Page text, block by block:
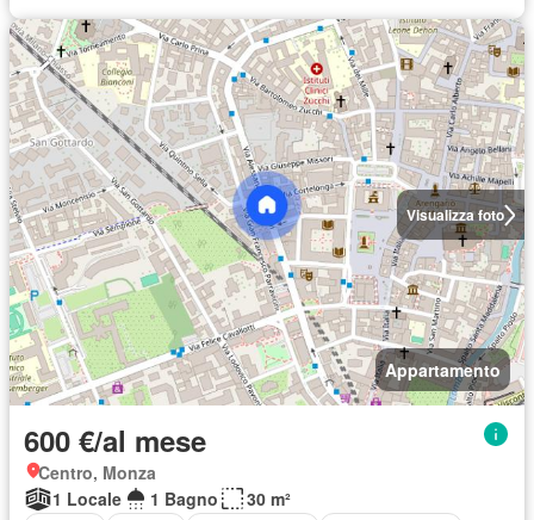
Visualizza foto
Appartamento
600 €/al mese
Centro, Monza
1 Locale
1 Bagno
30 m²